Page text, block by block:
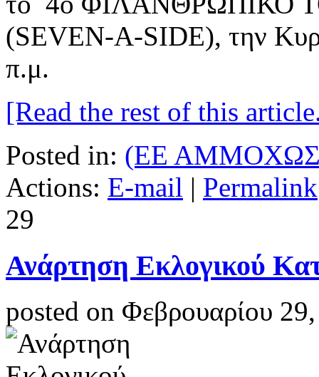
(SEVEN-A-SIDE), την
π.μ.
[Read the rest of this
Posted in: (ΕΕ
Actions: E-mail | Permalink
29
Ανάρτηση Εκλογικού
posted on Φεβρουαρίου